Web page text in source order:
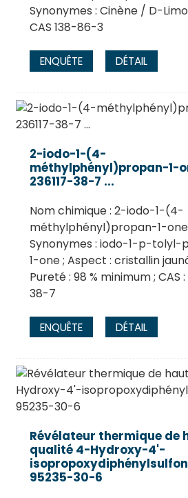
Synonymes : Cinène / D-
CAS 138-86-3
ENQUÊTE DÉTAIL
2-iodo-1-(4-
méthylphényl)propan-1-
236117-38-7 ...
Nom chimique : 2-iodo-1-(4-
méthylphényl)propan-1-one
Synonymes : iodo-1-p-tolyl-
1-one ; Aspect : cristallin
Pureté : 98 % minimum ; CAS :
38-7
ENQUÊTE DÉTAIL
Révélateur thermique de
qualité 4-Hydroxy-4'-
95235-30-6